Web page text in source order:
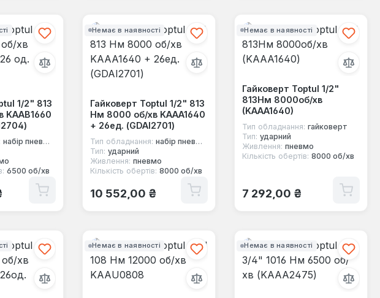
1/2" 813
KAAB1660
набір пневмоінструменту
6500 об/хв
Немає в наявності
Гайковерт Toptul 1/2" 813
Нм 8000 об/хв KAAA1640
+ 26ед. (GDAI2701)
Тип обладнання: набір пневмоінструменту
Тип: ударний
Живлення: пневмо
Кількість обертів: 8000 об/хв
Звичайна ціна:
10 552,00 ₴
Немає в наявності
Гайковерт Toptul 1/2"
813Нм 8000об/хв
(KAAA1640)
Тип обладнання: гайковерт
Тип: ударний
Живлення: пневмо
Кількість обертів: 8000 об/хв
Звичайна ціна:
7 292,00 ₴
Немає в наявності Немає в наявності